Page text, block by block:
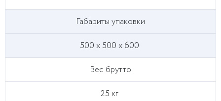
Габариты упаковки
500 x 500 x 600
Вес брутто
25 кг